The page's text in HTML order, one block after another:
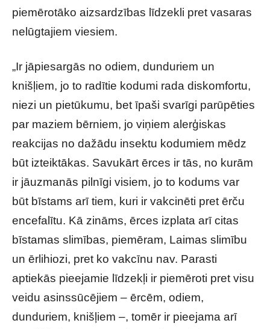
piemērotāko aizsardzības līdzekli pret vasaras
nelūgtajiem viesiem.
„Ir jāpiesargās no odiem, dunduriem un
knišļiem, jo to radītie kodumi rada diskomfortu,
niezi un pietūkumu, bet īpaši svarīgi parūpēties
par maziem bērniem, jo viņiem alerģiskas
reakcijas no dažādu insektu kodumiem mēdz
būt izteiktākas. Savukārt ērces ir tās, no kurām
ir jāuzmanās pilnīgi visiem, jo to kodums var
būt bīstams arī tiem, kuri ir vakcinēti pret ērču
encefalītu. Kā zināms, ērces izplata arī citas
bīstamas slimības, piemēram, Laimas slimību
un ērlihiozi, pret ko vakcīnu nav. Parasti
aptiekās pieejamie līdzekļi ir piemēroti pret visu
veidu asinssūcējiem – ērcēm, odiem,
dunduriem, knišļiem –, tomēr ir pieejama arī